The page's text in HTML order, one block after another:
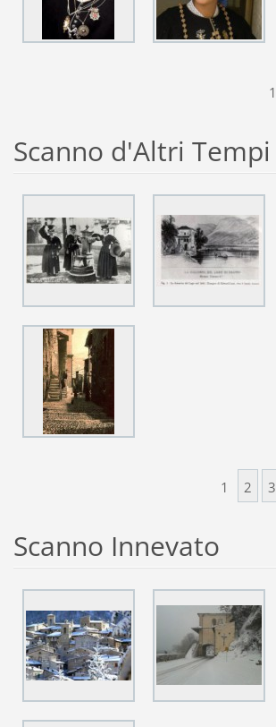
1
Scanno d'Altri Tempi
1 2 3
Scanno Innevato